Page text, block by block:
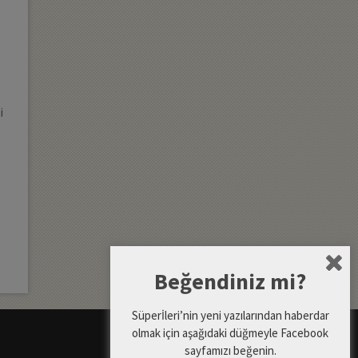
Beğendiniz mi?
Süperİleri’nin yeni yazılarından haberdar
olmak için aşağıdaki düğmeyle Facebook
sayfamızı beğenin.